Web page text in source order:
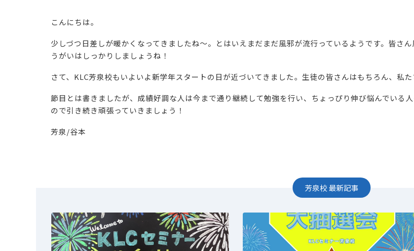
こんにちは。
少しづつ日差しが暖かくなってきましたね～。とはいえまだまだ風邪が流行っているようです。皆さ
うがいはしっかりしましょうね！
さて、KLC芳泉校もいよいよ新学年スタートの日が近づいてきました。生徒の皆さんはもちろん、私
節目とは書きましたが、成績好調な人は今まで通り継続して勉強を行い、ちょっぴり伸び悩んでいる
ので引き続き頑張っていきましょう！
芳泉/谷本
芳泉校最新記事